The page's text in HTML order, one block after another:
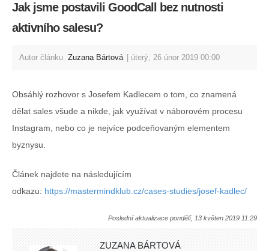
Jak jsme postavili GoodCall bez nutnosti
aktivního salesu?
Autor článku Zuzana Bártová úterý, 26 únor 2019 00:00
Obsáhlý rozhovor s Josefem Kadlecem o tom, co znamená
dělat sales všude a nikde, jak využívat v náborovém procesu
Instagram, nebo co je nejvíce podceňovaným elementem
byznysu.
Článek najdete na následujícím
odkazu: https://mastermindklub.cz/cases-studies/josef-kadlec/
Poslední aktualizace pondělí, 13 květen 2019 11:29
ZUZANA BÁRTOVÁ